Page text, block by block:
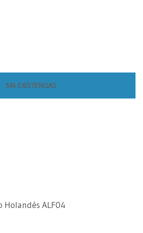
SIN EXISTENCIAS
Holandés ALF04